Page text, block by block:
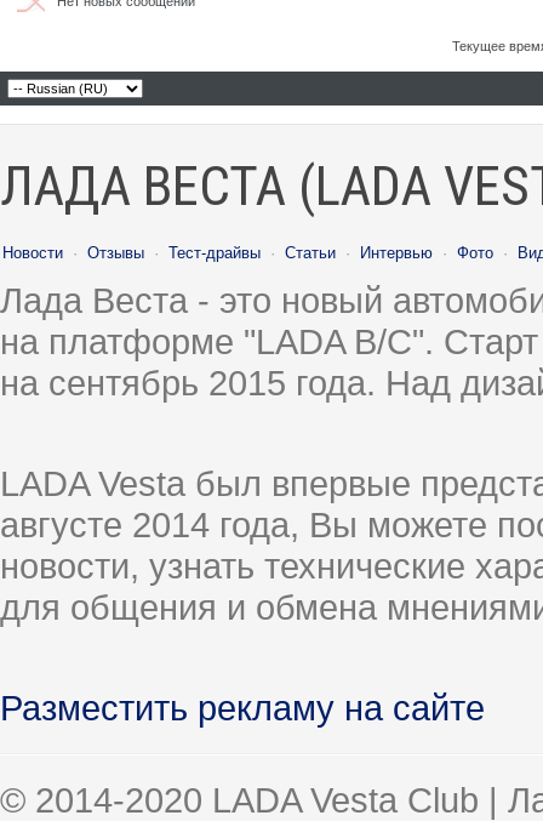
Текущее
ЛАДА ВЕСТА (LADA
Новости · Отзывы · Тест-драйвы · Статьи · Интервью · Фото ·
Лада Веста - это новый
на платформе "LADA B/C".
на сентябрь 2015 года. Над
LADA Vesta был впервые
августе 2014 года, Вы можете
новости, узнать технические
для общения и обмена
Разместить рекламу на сайте
© 2014-2020 LADA Vesta Club |